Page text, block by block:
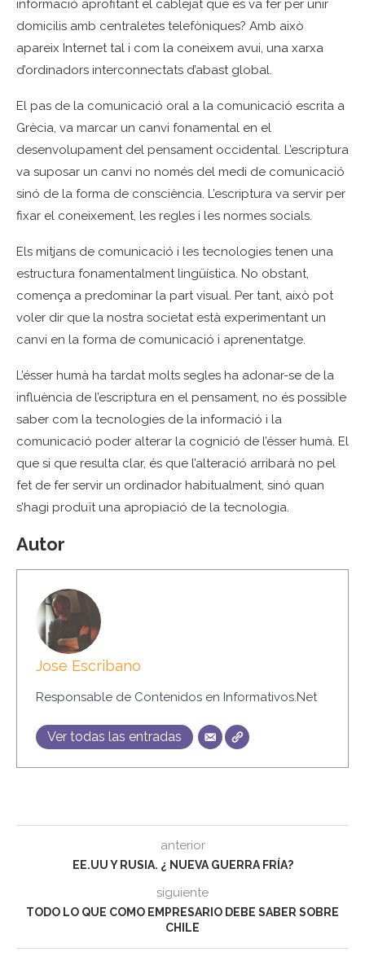
informació aprofitant el cablejat que es va fer per unir
domicilis amb centraletes telefòniques? Amb això
apareix Internet tal i com la coneixem avui, una xarxa
d’ordinadors interconnectats d’abast global.
El pas de la comunicació oral a la comunicació escrita a
Grècia, va marcar un canvi fonamental en el
desenvolupament del pensament occidental. L’escriptura
va suposar un canvi no només del medi de comunicació
sinó de la forma de consciència. L’escriptura va servir per
fixar el coneixement, les regles i les normes socials.
Els mitjans de comunicació i les tecnologies tenen una
estructura fonamentalment lingüística. No obstant,
comença a predominar la part visual. Per tant, això pot
voler dir que la nostra societat està experimentant un
canvi en la forma de comunicació i aprenentatge.
L’ésser humà ha tardat molts segles ha adonar-se de la
influència de l’escriptura en el pensament, no és possible
saber com la tecnologies de la informació i la
comunicació poder alterar la cognició de l’ésser humà. El
que si que resulta clar, és que l’alteració arribarà no pel
fet de fer servir un ordinador habitualment, sinó quan
s’hagi produït una apropiació de la tecnologia.
Autor
Jose Escribano
Responsable de Contenidos en Informativos.Net
Ver todas las entradas
anterior
EE.UU Y RUSIA. ¿ NUEVA GUERRA FRÍA?
siguiente
TODO LO QUE COMO EMPRESARIO DEBE SABER SOBRE
CHILE